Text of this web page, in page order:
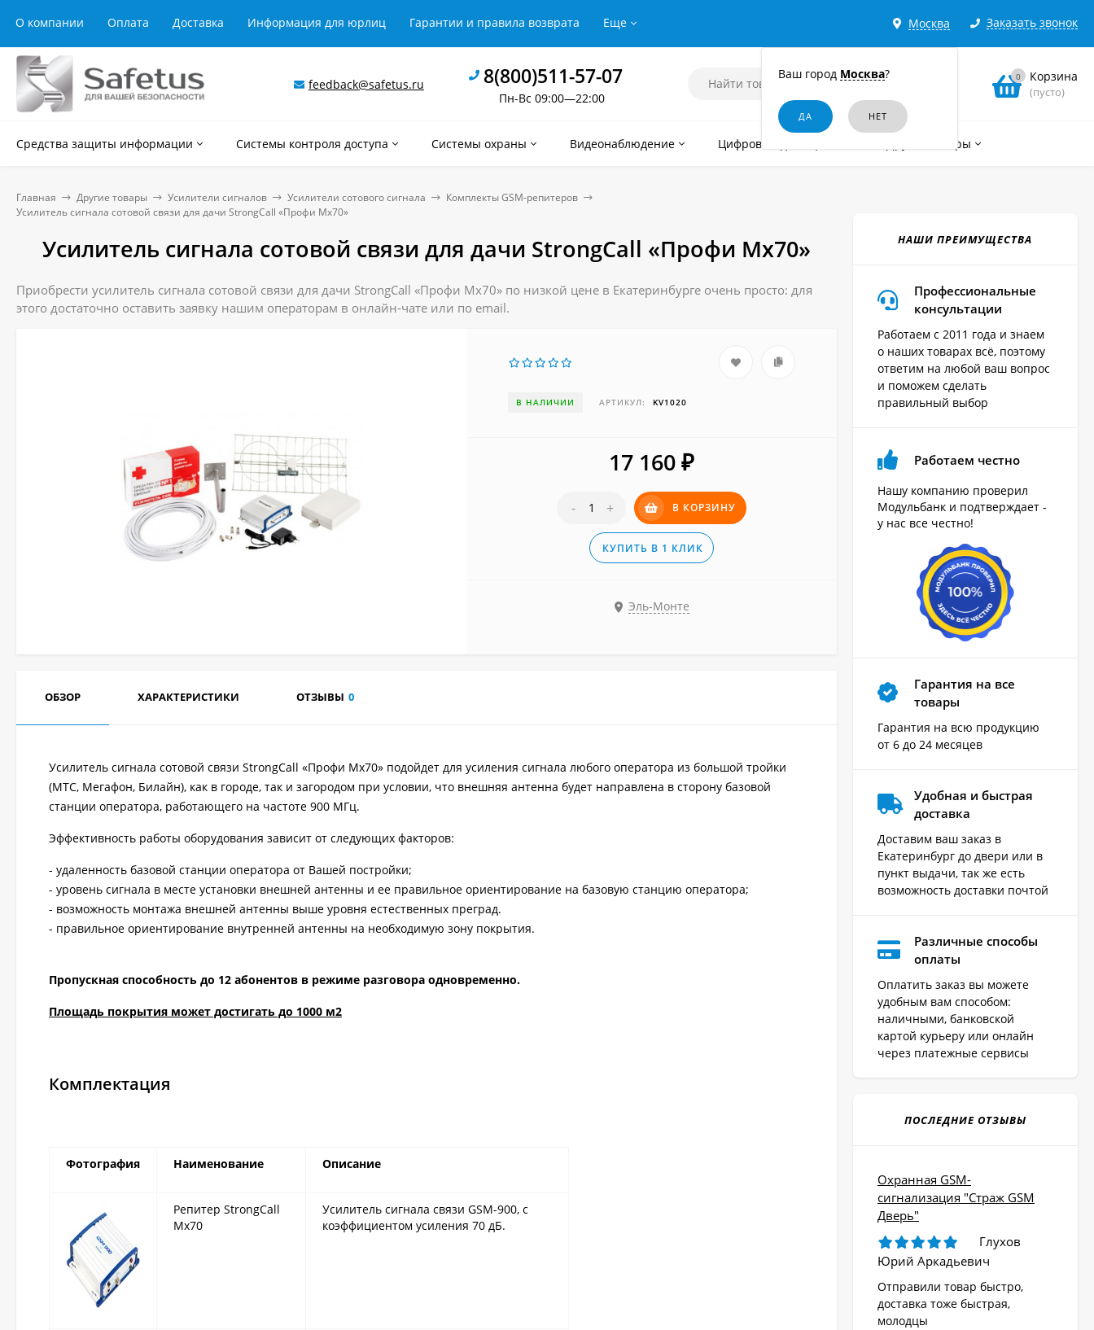
Москва
Ваш город Москва?
Заказать звонок
О компании Оплата Доставка Информация для юрлиц Гарантии и правила возврата Еще
feedback@safetus.ru 8(800)511-57-07
Пн-Вс 09:00—22:00
0 Корзина
(пусто)
Средства защиты информации Системы контроля доступа Системы охраны Видеонаблюдение Цифровые диктофоны Другие товары
Главная Другие товары Усилители сигналов Усилители сотового сигнала
Комплекты GSM-репитеров
Усилитель сигнала сотовой связи для дачи StrongCall «Профи Мх70»
Усилитель сигнала сотовой связи для дачи StrongCall «Профи Мх70»
Приобрести усилитель сигнала сотовой связи для дачи StrongCall «Профи Мх70» по низкой цене в Екатеринбурге очень просто: для
этого достаточно оставить заявку нашим операторам в онлайн-чате или по email.
В НАЛИЧИИ АРТИКУЛ: KV1020
17 160₽
- + В КОРЗИНУ
КУПИТЬ В 1 КЛИК
Эль-Монте
ОБЗОР ХАРАКТЕРИСТИКИ ОТЗЫВЫ 0
Усилитель сигнала сотовой связи StrongCall «Профи Мх70» подойдет для усиления сигнала любого оператора из большой тройки
(МТС, Мегафон, Билайн), как в городе, так и загородом при условии, что внешняя антенна будет направлена в сторону базовой
станции оператора, работающего на частоте 900 МГц.
Эффективность работы оборудования зависит от следующих факторов:
- удаленность базовой станции оператора от Вашей постройки;
- уровень сигнала в месте установки внешней антенны и ее правильное ориентирование на базовую станцию оператора;
- возможность монтажа внешней антенны выше уровня естественных преград.
- правильное ориентирование внутренней антенны на необходимую зону покрытия.
Пропускная способность до 12 абонентов в режиме разговора одновременно.
Площадь покрытия может достигать до 1000 м2
Комплектация
Фотография Наименование Описание
Репитер StrongCall
Mx70
Усилитель сигнала связи GSM-900, с
коэффициентом усиления 70 дБ.
НАШИ ПРЕИМУЩЕСТВА
Профессиональные
консультации
Работаем с 2011 года и знаем
о наших товарах всё, поэтому
ответим на любой ваш вопрос
и поможем сделать
правильный выбор
Работаем честно
Нашу компанию проверил
Модульбанк и подтверждает -
у нас все честно!
Гарантия на все
товары
Гарантия на всю продукцию
от 6 до 24 месяцев
Удобная и быстрая
доставка
Доставим ваш заказ в
Екатеринбург до двери или в
пункт выдачи, так же есть
возможность доставки почтой
Различные способы
оплаты
Оплатить заказ вы можете
удобным вам способом:
наличными, банковской
картой курьеру или онлайн
через платежные сервисы
ПОСЛЕДНИЕ ОТЗЫВЫ
Охранная GSM-
сигнализация "Страж GSM
Дверь"
Глухов
Юрий Аркадьевич
Отправили товар быстро,
доставка тоже быстрая,
молодцы